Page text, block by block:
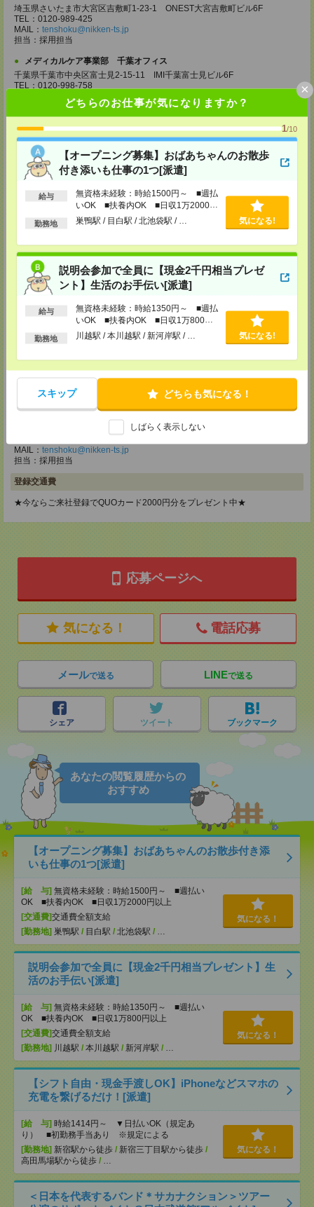
どちらのお仕事が気になりますか？
1/10
【オープニング募集】おばあちゃんのお散歩
付き添いも仕事の1つ[派遣]
給与
無資格未経験：時給1500円～ ■週払
いOK ■扶養内OK ■日収1万2000円
以上
勤務地 巣鴨駅 / 目白駅 / 北池袋駅 / … 気になる!
説明会参加で全員に【現金2千円相当プレゼ
ント】生活のお手伝い[派遣]
給与
無資格未経験：時給1350円～ ■週払
いOK ■扶養内OK ■日収1万800円
以上
勤務地 川越駅 / 本川越駅 / 新河岸駅 / … 気になる!
スキップ どちらも気になる！
しばらく表示しない
×
埼玉県さいたま市大宮区吉敷町1-23-1 ONEST大宮吉敷町ビル6F
TEL：0120-989-425
MAIL： tenshoku@nikken-ts.jp
担当：採用担当
メディカルケア事業部 千葉オフィス
千葉県千葉市中央区富士見2-15-11 IMI千葉富士見ビル6F
TEL：0120-998-758
tenshoku@nikken-ts.jp
担当：採用担当
メディカルケア事業部 柏オフィス
千葉県柏市末広町5-19 第12関口ビル7F 705号室
TEL：0120-935-218
MAIL：tenshoku@nikken-ts.jp
担当：採用担当
メディカルケア事業部 新宿オフィス
東京都新宿区新宿2-3-10 新宿御苑ビル6階
TEL：0120-457-235
MAIL：tenshoku@nikken-ts.jp
メディカルケア事業部 立川事業部
東京都立川市錦町1-12-14
TEL：0120-934-200
MAIL：
tenshoku@nikken-ts.jp
担当：採用担当
メディカルケア事業部 町田オフィス
東京都町田市森野1-7-23 大樹生命町田ビル6F
TEL：0120-453-285
MAIL：tenshoku@nikken-ts.jp
神奈川県横浜市保土ケ谷区神戸町134 横浜ビジネスパークサウスタワー
MAIL： tenshoku@nikken-ts.jp
担当：採用担当
登録交通費
★今ならご来社登録でQUOカード2000円分をプレゼント中★
応募ページへ
気になる！ 電話応募
メールで送る LINEで送る
シェア ツイート ブックマーク
あなたの閲覧履歴からの
おすすめ
【オープニング募集】おばあちゃんのお散歩付き添
いも仕事の1つ[派遣]
[給 与] 無資格未経験：時給1500円～ ■週払い
OK ■扶養内OK ■日収1万2000円以上
[交通費]交通費全額支給
[勤務地] 巣鴨駅 / 目白駅 / 北池袋駅 / …
気になる！
説明会参加で全員に【現金2千円相当プレゼント】生
活のお手伝い[派遣]
[給 与] 無資格未経験：時給1350円～ ■週払い
OK ■扶養内OK ■日収1万800円以上
[交通費]交通費全額支給
[勤務地] 川越駅 / 本川越駅 / 新河岸駅 / …
気になる！
【シフト自由・現金手渡しOK】iPhoneなどスマホの
充電を繋げるだけ！[派遣]
[給 与] 時給1414円～ ▼日払いOK（規定あ
り） ■初勤務手当あり ※規定による
[勤務地] 新宿駅から徒歩 / 新宿三丁目駅から徒歩 /
高田馬場駅から徒歩 / …
気になる！
＜日本を代表するバンド＊サカナクション＞ツアー